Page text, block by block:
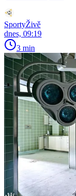
SportyŽivě
dnes, 09:19
3 min